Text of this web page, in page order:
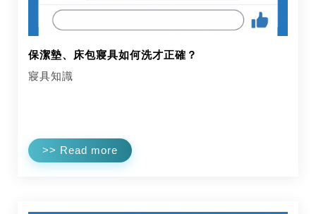
保潔墊、床包寢具如何洗才正確？
寢具知識
>> Read more